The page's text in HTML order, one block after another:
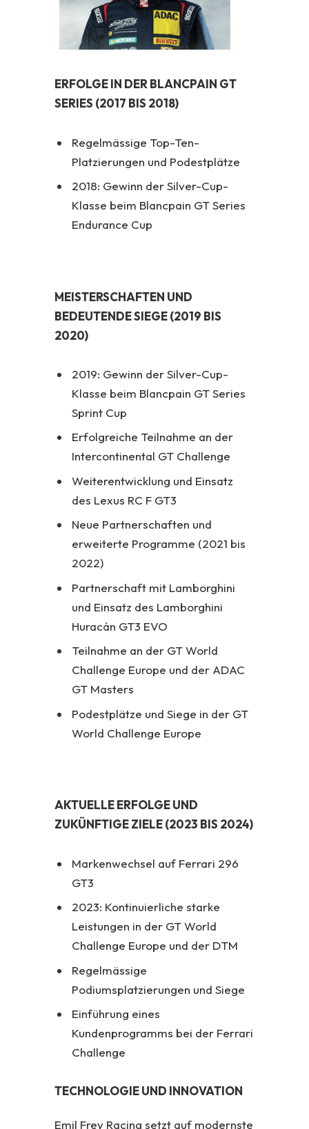
ERFOLGE IN DER BLANCPAIN GT
SERIES (2017 BIS 2018)
Regelmässige Top-Ten-
Platzierungen und Podestplätze
2018: Gewinn der Silver-Cup-
Klasse beim Blancpain GT Series
Endurance Cup
MEISTERSCHAFTEN UND
BEDEUTENDE SIEGE (2019 BIS
2020)
2019: Gewinn der Silver-Cup-
Klasse beim Blancpain GT Series
Sprint Cup
Erfolgreiche Teilnahme an der
Intercontinental GT Challenge
Weiterentwicklung und Einsatz
des Lexus RC F GT3
Neue Partnerschaften und
erweiterte Programme (2021 bis
2022)
Partnerschaft mit Lamborghini
und Einsatz des Lamborghini
Huracán GT3 EVO
Teilnahme an der GT World
Challenge Europe und der ADAC
GT Masters
Podestplätze und Siege in der GT
World Challenge Europe
AKTUELLE ERFOLGE UND
ZUKÜNFTIGE ZIELE (2023 BIS 2024)
Markenwechsel auf Ferrari 296
GT3
2023: Kontinuierliche starke
Leistungen in der GT World
Challenge Europe und der DTM
Regelmässige
Podiumsplatzierungen und Siege
Einführung eines
Kundenprogramms bei der Ferrari
Challenge
TECHNOLOGIE UND INNOVATION
Emil Frey Racing setzt auf modernste